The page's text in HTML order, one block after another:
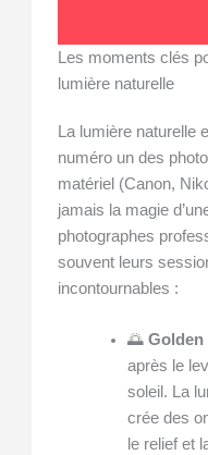
Les moments clés
lumière naturelle
La lumière
numéro un des
matériel (Canon,
jamais la magie
photographes
souvent leurs
incontournables :
🌅 Golden
après le
soleil. La
crée des
le relief et